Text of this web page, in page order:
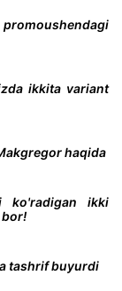
ikkita variant
haqida
ko'radigan ikki
bor!
tashrif buyurdi